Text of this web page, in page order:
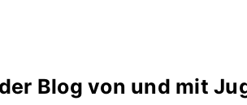
Blog von und mit